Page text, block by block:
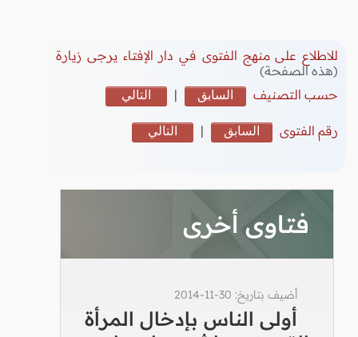
للاطلاع على منهج الفتوى في دار الإفتاء يرجى زيارة
(هذه الصفحة)
حسب التصنيف
السابق | التالي
رقم الفتوى السابق | التالي
فتاوى أخرى
أضيف بتاريخ: 30-11-2014
أولى الناس بإدخال المرأة